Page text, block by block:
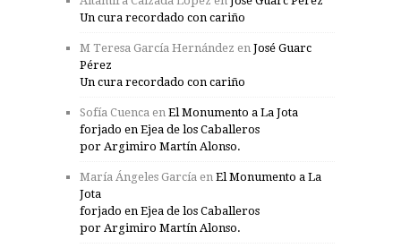
Un cura recordado con cariño
M Teresa García Hernández en José Guarc
Pérez
Un cura recordado con cariño
Sofía Cuenca en El Monumento a La Jota
forjado en Ejea de los Caballeros
por Argimiro Martín Alonso.
María Ángeles García en El Monumento a La
Jota
forjado en Ejea de los Caballeros
por Argimiro Martín Alonso.